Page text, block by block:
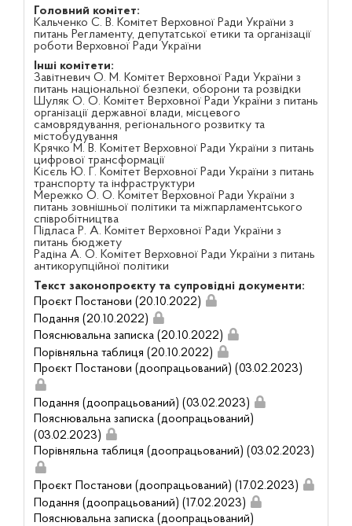
Головний комітет:
Кальченко С. В. Комітет Верховної Ради України з
питань Регламенту, депутатської етики та організації
роботи Верховної Ради України
Інші комітети:
Завітневич О. М. Комітет Верховної Ради України з
питань національної безпеки, оборони та розвідки
Шуляк О. О. Комітет Верховної Ради України з питань
організації державної влади, місцевого
самоврядування, регіонального розвитку та
містобудування
Крячко М. В. Комітет Верховної Ради України з питань
цифрової трансформації
Кісєль Ю. Г. Комітет Верховної Ради України з питань
транспорту та інфраструктури
Мережко О. О. Комітет Верховної Ради України з
питань зовнішньої політики та міжпарламентського
співробітництва
Підласа Р. А. Комітет Верховної Ради України з
питань бюджету
Радіна А. О. Комітет Верховної Ради України з питань
антикорупційної політики
Текст законопроєкту та супровідні документи:
Проєкт Постанови (20.10.2022)
Подання (20.10.2022)
Пояснювальна записка (20.10.2022)
Порівняльна таблиця (20.10.2022)
Проєкт Постанови (доопрацьований) (03.02.2023)
Подання (доопрацьований) (03.02.2023)
Пояснювальна записка (доопрацьований)
(03.02.2023)
Порівняльна таблиця (доопрацьований) (03.02.2023)
Проєкт Постанови (доопрацьований) (17.02.2023)
Подання (доопрацьований) (17.02.2023)
Пояснювальна записка (доопрацьований)